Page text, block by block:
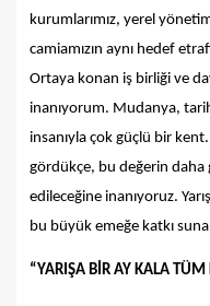
kurumlarımız, yerel
camiamızın aynı hedef
Ortaya konan iş birliği ve
inanıyorum. Mudanya,
insanıyla çok güçlü bir
gördükçe, bu değerin daha
edileceğine inanıyoruz.
bu büyük emeğe katkı
“YARIŞA BİR AY KALA T ÜM